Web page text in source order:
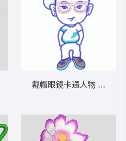
绿色外星人挥手图案 外星人 帽绣戴帽眼镜卡通人物 贴布人